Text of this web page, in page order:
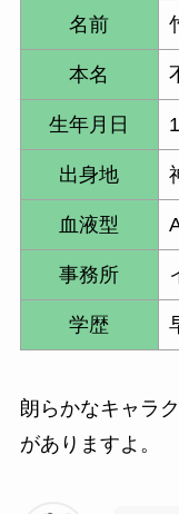
名前
本名
生年月日
出身地
血液型
事務所
学歴
朗らかなキャラ
がありますよ。